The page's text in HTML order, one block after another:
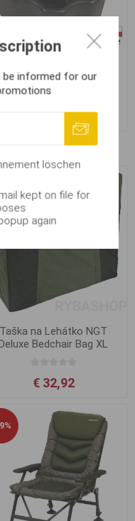
kloubu - M10 Sona
€ 1,61
Taška na Lehátko NGT
Bedchair Bag XL
€ 32,92
informed for our
löschen
kept on file for
again